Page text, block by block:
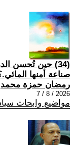
(34) حين تُحسن
صناعة أمنها
رمضان حمزة محمد
2026 / 8 / 7
مواضيع وابحاث